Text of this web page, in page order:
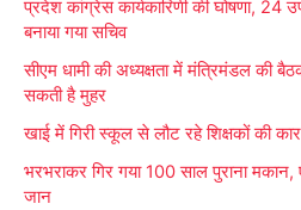
o
:
प्रदेश कांग्रेस कार्यकारिणी की घोषणा, 24
बनाया गया सचिव
सीएम धामी की अध्यक्षता में मंत्रिमंडल की
सकती है मुहर
खाई में गिरी स्कूल से लौट रहे शिक्षकों की
भरभराकर गिर गया 100 साल पुराना मकान,
जान